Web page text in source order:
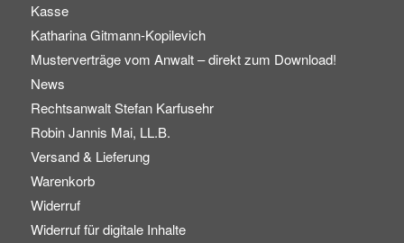
Kasse
Katharina Gitmann-Kopilevich
Musterverträge vom Anwalt – direkt zum Download!
News
Rechtsanwalt Stefan Karfusehr
Robin Jannis Mai, LL.B.
Versand & Lieferung
Warenkorb
Widerruf
Widerruf für digitale Inhalte